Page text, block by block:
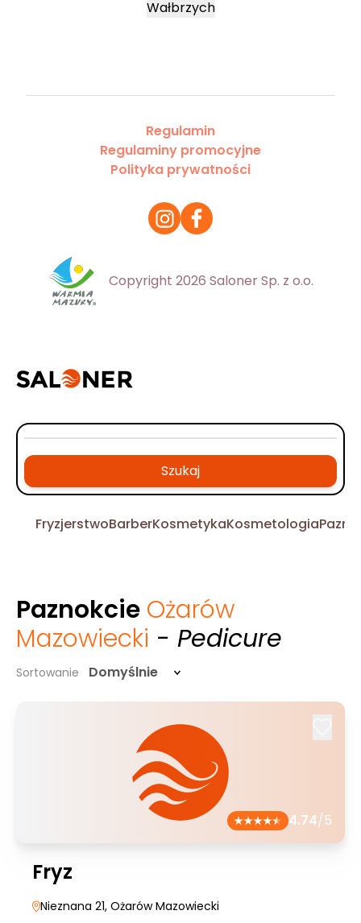
Wałbrzych
Regulamin
Regulaminy promocyjne
Polityka prywatności
Copyright 2026 Saloner Sp. z o.o.
Szukaj
FryzjerstwoBarberKosmetykaKosmetologia
Paznokcie Ożarów
Mazowiecki - Pedicure
Sortowanie Domyślnie
4.74/5
Fryz
Nieznana 21, Ożarów Mazowiecki